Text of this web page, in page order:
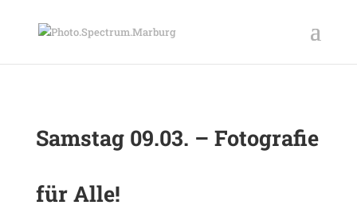
Samstag 09.03. – Fotografie
für Alle!